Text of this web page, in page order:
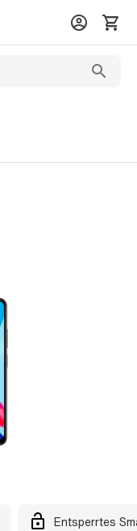
Entsperrtes